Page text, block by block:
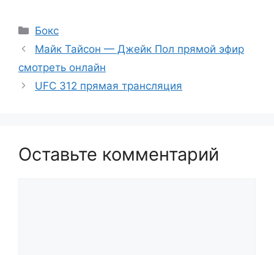
Рубрики
Бокс
Майк Тайсон — Джейк Пол прямой эфир
смотреть онлайн
UFC 312 прямая трансляция
Оставьте комментарий